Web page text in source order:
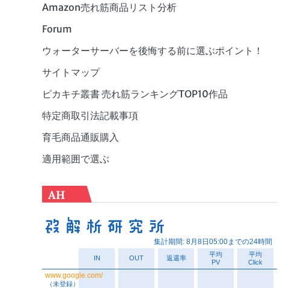
Amazon売れ筋商品リスト分析
Forum
ウォーターサーバーを後悔する前に選ぶポイント！
サイトマップ
ピカキチ叢書 売れ筋ランキングTOP10作品
特定商取引法記載事項
育毛商品通販購入
適用範囲で選ぶ
AH